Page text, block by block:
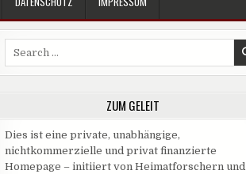
ZUM GELEIT
Dies ist eine private, unabhängige,
nichtkommerzielle und privat finanzierte
Homepage – initiiert von Heimatforschern und